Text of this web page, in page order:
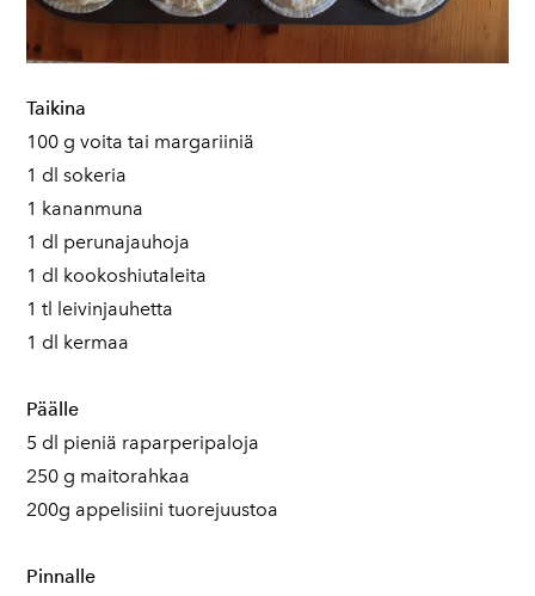
Taikina
100 g voita tai margariiniä
1 dl sokeria
1 kananmuna
1 dl perunajauhoja
1 dl kookoshiutaleita
1 tl leivinjauhetta
1 dl kermaa
Päälle
5 dl pieniä raparperipaloja
250 g maitorahkaa
200g appelisiini tuorejuustoa
Pinnalle